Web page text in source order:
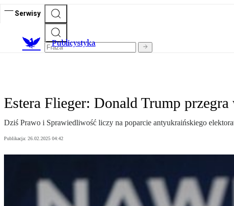
Serwisy
Publicystyka
Estera Flieger: Donald Trump
Dziś Prawo i Sprawiedliwość liczy na poparcie antyukraińskiego
Publikacja: 26.02.2025 04:42